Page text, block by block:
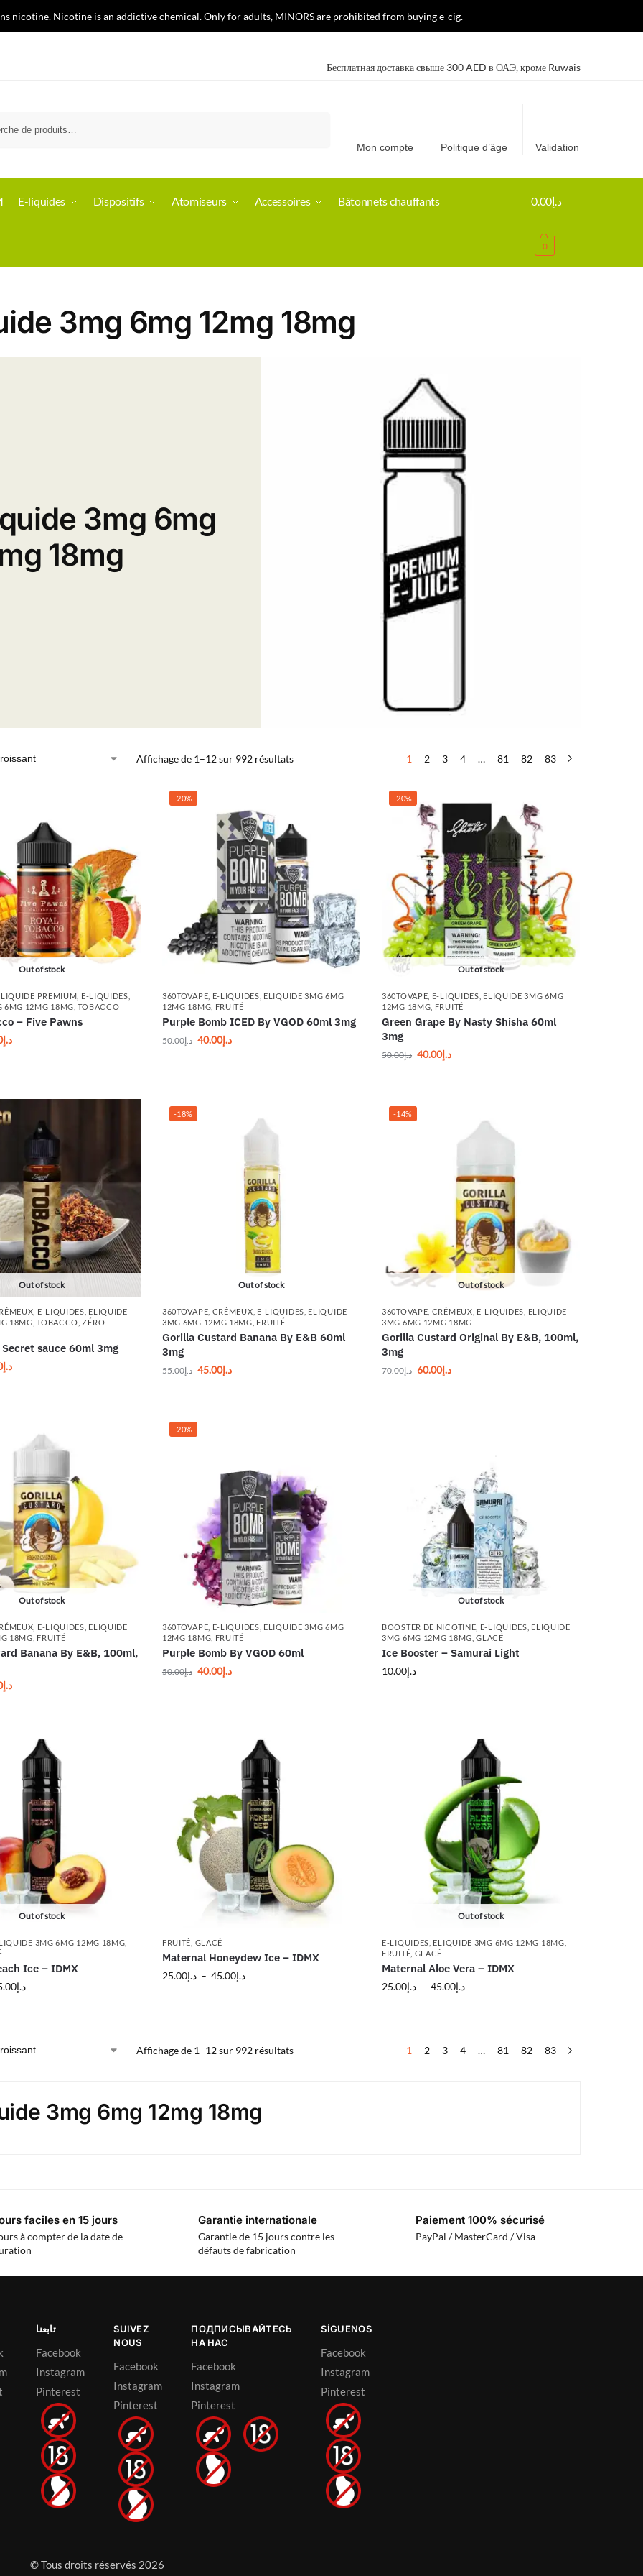
Бесплатная доставка свыше 300 AED в ОАЭ, кроме Ruwais
Mon compte Politique d’âge Validation
E-liquides Dispositifs Atomiseurs Accessoires Bâtonnets chauffants د.إ0.00
0
nicotine. Nicotine is an addictive chemical. Only for adults, MINORS are prohibited from buying e-cig.
3mg 6mg 12mg 18mg
3mg 6mg
18mg
Affichage de 1–12 sur 992 résultats 1 2 3 4 … 81 82 83
Out of stock
PREMIUM E-LIQUIDES
6MG 12MG 18MG ,TOBACCO
– Five Pawns
د.إ
-20%
360TOVAPE E-LIQUIDES ELIQUIDE 3MG 6MG
12MG 18MG FRUITÉ
Purple Bomb ICED By VGOD 60ml 3mg
د.إ50.00 د.إ40.00
-20%
Out of stock
360TOVAPE E-LIQUIDES ELIQUIDE 3MG 6MG
12MG 18MG FRUITÉ
Green Grape By Nasty Shisha 60ml
3mg
د.إ50.00 د.إ40.00
Out of stock
E-LIQUIDES ELIQUIDE
18MG ,TOBACCO ,ZÉRO
sauce 60ml 3mg
د.إ
-18%
Out of stock
360TOVAPE CRÉMEUX E-LIQUIDES ELIQUIDE
3MG 6MG 12MG 18MG FRUITÉ
Gorilla Custard Banana By E&B 60ml
3mg
د.إ55.00 د.إ45.00
-14%
Out of stock
360TOVAPE CRÉMEUX E-LIQUIDES
ELIQUIDE
3MG 6MG 12MG 18MG
Gorilla Custard Original By E&B, 100ml,
3mg
د.إ70.00 د.إ60.00
Out of stock
E-LIQUIDES ELIQUIDE
18MG FRUITÉ
Banana By E&B, 100ml,
د.إ
-20%
360TOVAPE E-LIQUIDES ELIQUIDE 3MG 6MG
12MG 18MG FRUITÉ
Purple Bomb By VGOD 60ml
د.إ50.00 د.إ40.00
Out of stock
BOOSTER DE NICOTINE E-LIQUIDES ELIQUIDE
3MG 6MG 12MG 18MG ,GLACÉ
Ice Booster – Samurai Light
د.إ10.00
Out of stock
3MG 6MG 12MG 18MG
Ice – IDMX
د.إ
FRUITÉ GLACÉ
Maternal Honeydew Ice – IDMX
د.إ25.00 – د.إ45.00
Out of stock
E-LIQUIDES ELIQUIDE 3MG 6MG 12MG 18MG
FRUITÉ GLACÉ
Maternal Aloe Vera – IDMX
د.إ25.00 – د.إ45.00
Affichage de 1–12 sur 992 résultats 1 2 3 4 … 81 82 83
3mg 6mg 12mg 18mg
faciles en 15 jours
à compter de la date de
Garantie internationale
Garantie de 15 jours contre les
défauts de fabrication
Paiement 100% sécurisé
PayPal / MasterCard / Visa
تابعنا
Facebook
Instagram
Pinterest
SUIVEZ
NOUS
Facebook
Instagram
Pinterest
ПОДПИСЫВАЙТЕСЬ
НА НАС
Facebook
Instagram
Pinterest
SÍGUENOS
Facebook
Instagram
Pinterest
© Tous droits réservés 2026